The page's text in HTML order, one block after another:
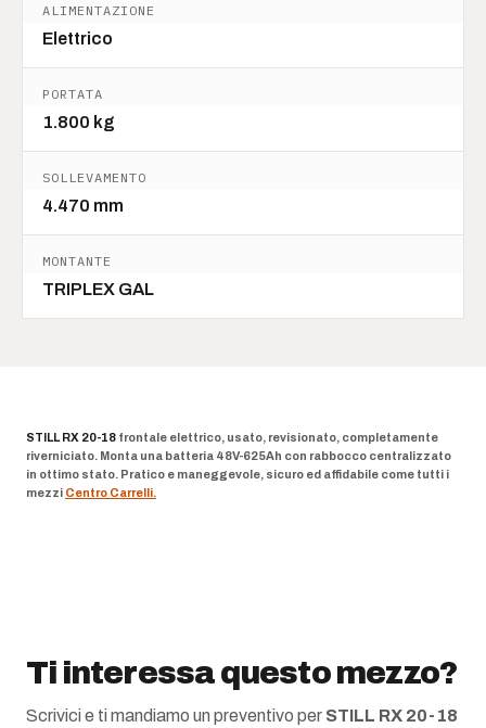
ALIMENTAZIONE
Elettrico
PORTATA
1.800 kg
SOLLEVAMENTO
4.470 mm
MONTANTE
TRIPLEX GAL
STILL RX 20-18 frontale elettrico, usato, revisionato, completamente
riverniciato. Monta una batteria 48V-625Ah con rabbocco centralizzato
in ottimo stato. Pratico e maneggevole, sicuro ed affidabile come tutti i
mezzi Centro Carrelli.
Ti interessa questo mezzo?
Scrivici e ti mandiamo un preventivo per STILL RX 20-18